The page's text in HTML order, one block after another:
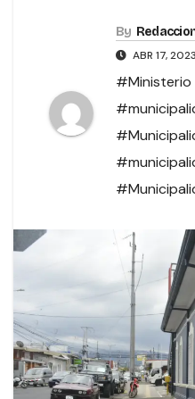
By
ABR 17, 2023
#Ministerio